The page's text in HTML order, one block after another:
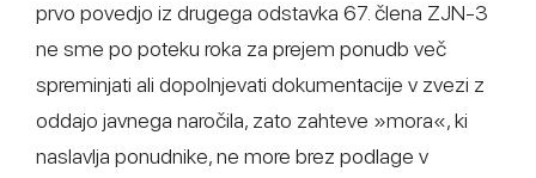
prvo povedjo iz drugega odstavka 67. člena ZJN-3
ne sme po poteku roka za prejem ponudb več
spreminjati ali dopolnjevati dokumentacije v zvezi z
oddajo javnega naročila, zato zahteve »mora«, ki
naslavlja ponudnike, ne more brez podlage v